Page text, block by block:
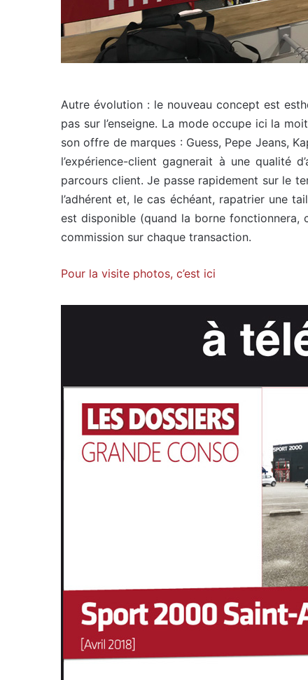
Autre évolution : le nouveau concept est
pas sur l’enseigne. La mode occupe ici la
son offre de marques : Guess, Pepe Jeans,
l’expérience-client gagnerait à une qualité
parcours client. Je passe rapidement sur le
l’adhérent et, le cas échéant, rapatrier une
est disponible (quand la borne fonctionnera,
commission sur chaque transaction.
Pour la visite photos, c’est ici